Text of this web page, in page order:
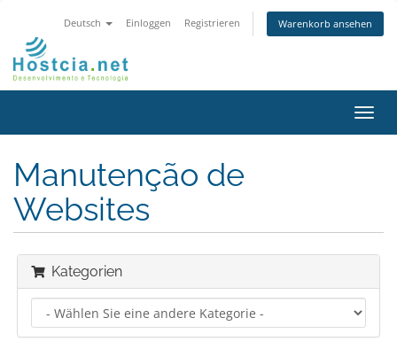
Deutsch Einloggen Registrieren Warenkorb ansehen
ein-/
Manutenção de
Websites
Kategorien